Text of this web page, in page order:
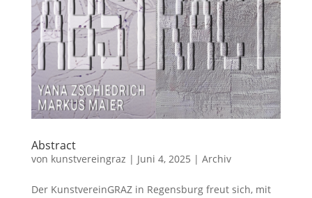
Abstract
von kunstvereingraz | Juni 4, 2025 | Archiv
Der KunstvereinGRAZ in Regensburg freut sich, mit